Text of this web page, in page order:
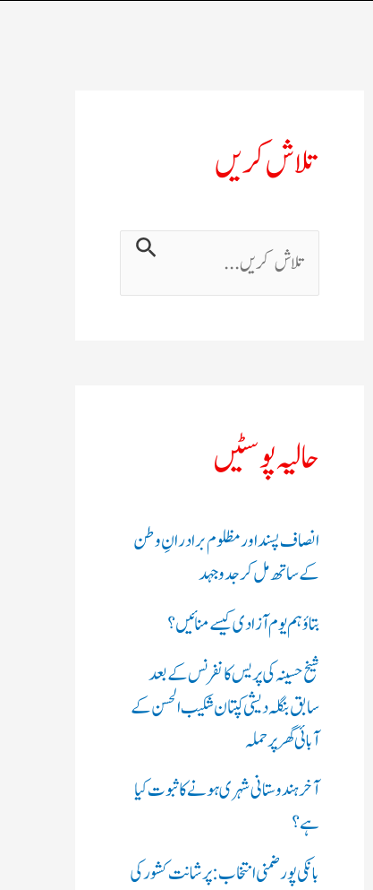
تلاش کریں
ت
ل
ر
ں
:
حالیہ پوسٹیں
انصاف پسند اور مظلوم برادرانِ وطن
کے ساتھ مل کر جدوجہد
بتاؤ ہم یوم آزادی کیسے منائیں؟
شیخ حسینہ کی پریس کانفرنس کے بعد
سابق بنگلہ دیشی کپتان شکیب الحسن کے
آبائی گھر پر حملہ
آخر ہندوستانی شہری ہونے کا ثبوت کیا
ہے؟
بانکی پور ضمنی انتخاب: پرشانت کشور کی